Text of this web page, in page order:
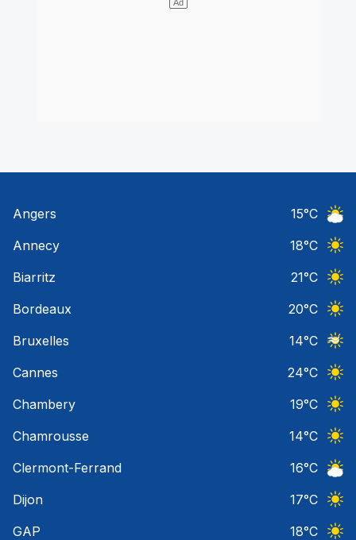
Angers 15°C
Annecy
18°C
Biarritz
21°C
Bordeaux
20°C
Bruxelles
14°C
Cannes
24°C
Chambery
19°C
Chamrousse
14°C
Clermont-Ferrand
16°C
Dijon
17°C
GAP
18°C